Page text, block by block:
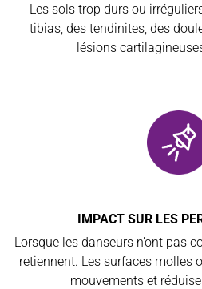
Les sols trop durs ou
tibias, des tendinites, des
lésions
IMPACT SUR LES
Lorsque les danseurs n’ont pas
retiennent. Les surfaces molles
mouvements et